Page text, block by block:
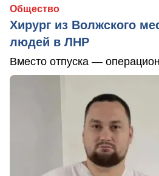
Общество
Хирург из Волжского
людей в ЛНР
Вместо отпуска —